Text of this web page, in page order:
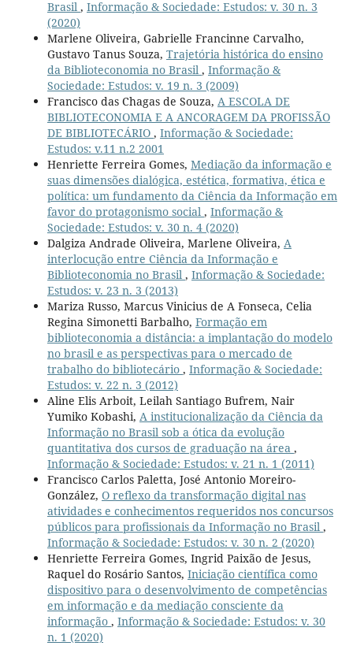
Brasil , Informação & Sociedade: Estudos: v. 30 n. 3
(2020)
Marlene Oliveira, Gabrielle Francinne Carvalho,
Gustavo Tanus Souza, Trajetória histórica do ensino
da Biblioteconomia no Brasil , Informação &
Sociedade: Estudos: v. 19 n. 3 (2009)
Francisco das Chagas de Souza, A ESCOLA DE
BIBLIOTECONOMIA E A ANCORAGEM DA PROFISSÃO
DE BIBLIOTECÁRIO , Informação & Sociedade:
Estudos: v.11 n.2 2001
Henriette Ferreira Gomes, Mediação da informação e
suas dimensões dialógica, estética, formativa, ética e
política: um fundamento da Ciência da Informação em
favor do protagonismo social , Informação &
Sociedade: Estudos: v. 30 n. 4 (2020)
Dalgiza Andrade Oliveira, Marlene Oliveira, A
interlocução entre Ciência da Informação e
Biblioteconomia no Brasil , Informação & Sociedade:
Estudos: v. 23 n. 3 (2013)
Mariza Russo, Marcus Vinicius de A Fonseca, Celia
Regina Simonetti Barbalho, Formação em
biblioteconomia a distância: a implantação do modelo
no brasil e as perspectivas para o mercado de
trabalho do bibliotecário , Informação & Sociedade:
Estudos: v. 22 n. 3 (2012)
Aline Elis Arboit, Leilah Santiago Bufrem, Nair
Yumiko Kobashi, A institucionalização da Ciência da
Informação no Brasil sob a ótica da evolução
quantitativa dos cursos de graduação na área ,
Informação & Sociedade: Estudos: v. 21 n. 1 (2011)
Francisco Carlos Paletta, José Antonio Moreiro-
González, O reflexo da transformação digital nas
atividades e conhecimentos requeridos nos concursos
públicos para profissionais da Informação no Brasil ,
Informação & Sociedade: Estudos: v. 30 n. 2 (2020)
Henriette Ferreira Gomes, Ingrid Paixão de Jesus,
Raquel do Rosário Santos, Iniciação científica como
dispositivo para o desenvolvimento de competências
em informação e da mediação consciente da
informação , Informação & Sociedade: Estudos: v. 30
n. 1 (2020)